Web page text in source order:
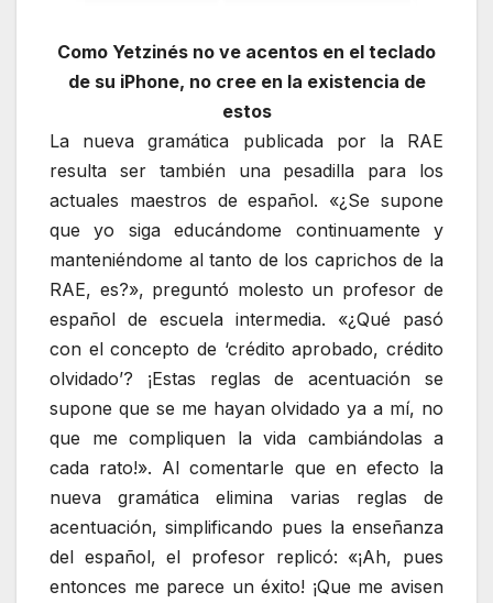
Como Yetzinés no ve acentos en el teclado
de su iPhone, no cree en la existencia de
estos
La nueva gramática publicada por la RAE
resulta ser también una pesadilla para los
actuales maestros de español. «¿Se supone
que yo siga educándome continuamente y
manteniéndome al tanto de los caprichos de la
RAE, es?», preguntó molesto un profesor de
español de escuela intermedia. «¿Qué pasó
con el concepto de ‘crédito aprobado, crédito
olvidado’? ¡Estas reglas de acentuación se
supone que se me hayan olvidado ya a mí, no
que me compliquen la vida cambiándolas a
cada rato!». Al comentarle que en efecto la
nueva gramática elimina varias reglas de
acentuación, simplificando pues la enseñanza
del español, el profesor replicó: «¡Ah, pues
entonces me parece un éxito! ¡Que me avisen